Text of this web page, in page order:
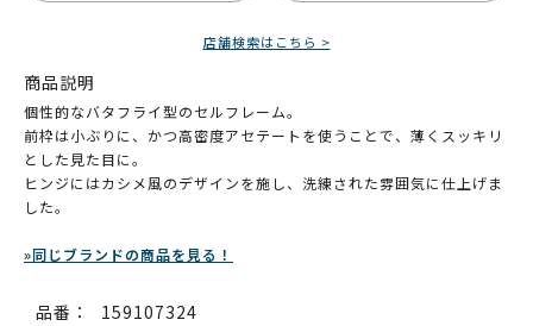
店舗検索はこちら >
商品説明
個性的なバタフライ型のセルフレーム。
前枠は小ぶりに、かつ高密度アセテートを使うことで、薄くスッキリ
とした見た目に。
ヒンジにはカシメ風のデザインを施し、洗練された雰囲気に仕上げま
した。
»同じブランドの商品を見る！
品番： 159107324